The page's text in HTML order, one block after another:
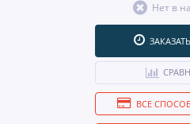
Нет в
ВСЕ